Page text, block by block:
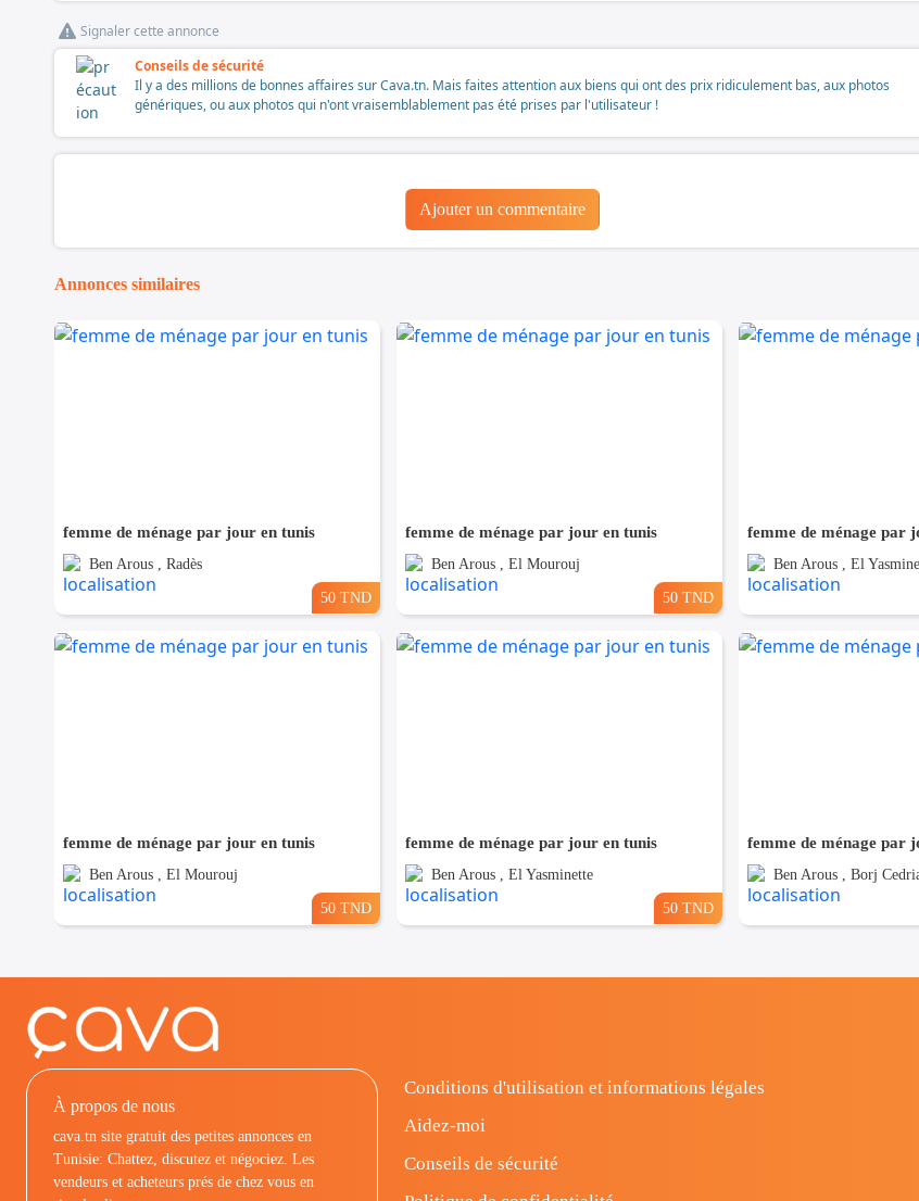
Signaler cette annonce
Conseils de sécurité
Il y a des millions de bonnes affaires sur Cava.tn. Mais faites attention aux biens qui ont des prix ridiculement bas, aux photos
génériques, ou aux photos qui n'ont vraisemblablement pas été prises par l'utilisateur !
Ajouter un commentaire
Annonces similaires
femme de ménage par jour en tunis
Ben Arous , Radès
50 TND
femme de ménage par jour en tunis
Ben Arous , El Mourouj
50 TND
femme de ménage par
Ben Arous , El
femme de ménage par jour en tunis
Ben Arous , El Mourouj
50 TND
femme de ménage par jour en tunis
Ben Arous , El Yasminette
50 TND
femme de ménage par
Ben Arous , Borj
À propos de nous
cava.tn site gratuit des petites annonces en
Tunisie: Chattez, discutez et négociez. Les
vendeurs et acheteurs prés de chez vous en
Conditions d'utilisation et informations légales
Aidez-moi
Conseils de sécurité